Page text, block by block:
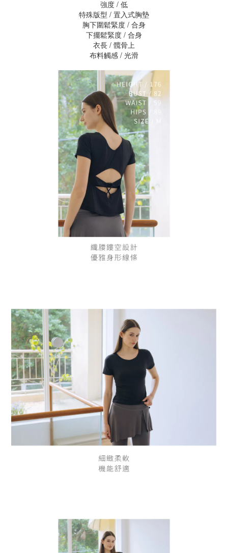
強度 / 低
特殊版型 / 置入式胸墊
胸下圍鬆緊度 / 合身
下擺鬆緊度 / 合身
衣長 / 髖骨上
布料觸感 / 光滑